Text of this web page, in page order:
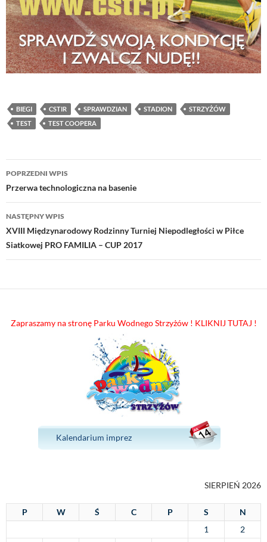
BIEGI CSTIR SPRAWDZIAN STADION
STRZYŻÓW
TEST
TEST COOPERA
Nawigacja
wpisu
POPRZEDNI WPIS
Przerwa technologiczna na basenie
NASTĘPNY WPIS
XVIII Międzynarodowy Rodzinny Turniej Niepodległości w Piłce
Siatkowej PRO FAMILIA – CUP 2017
Zapraszamy na stronę Parku Wodnego Strzyżów ! KLIKNIJ TUTAJ !
Kalendarium imprez
SIERPIEŃ 2026
P W Ś C P S
N
1
2